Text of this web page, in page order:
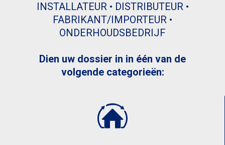
INSTALLATEUR • DISTRIBUTEUR •
FABRIKANT/IMPORTEUR •
ONDERHOUDSBEDRIJF
Dien uw dossier in in één van de
volgende categorieën: